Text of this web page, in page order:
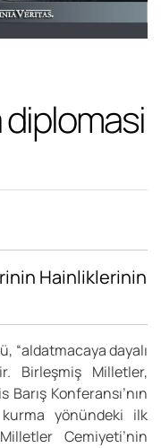
Hainliklerinin
“aldatmacaya dayalı
Birleşmiş Milletler,
Barış Konferansı’nın
yönündeki ilk
Cemiyeti’nin